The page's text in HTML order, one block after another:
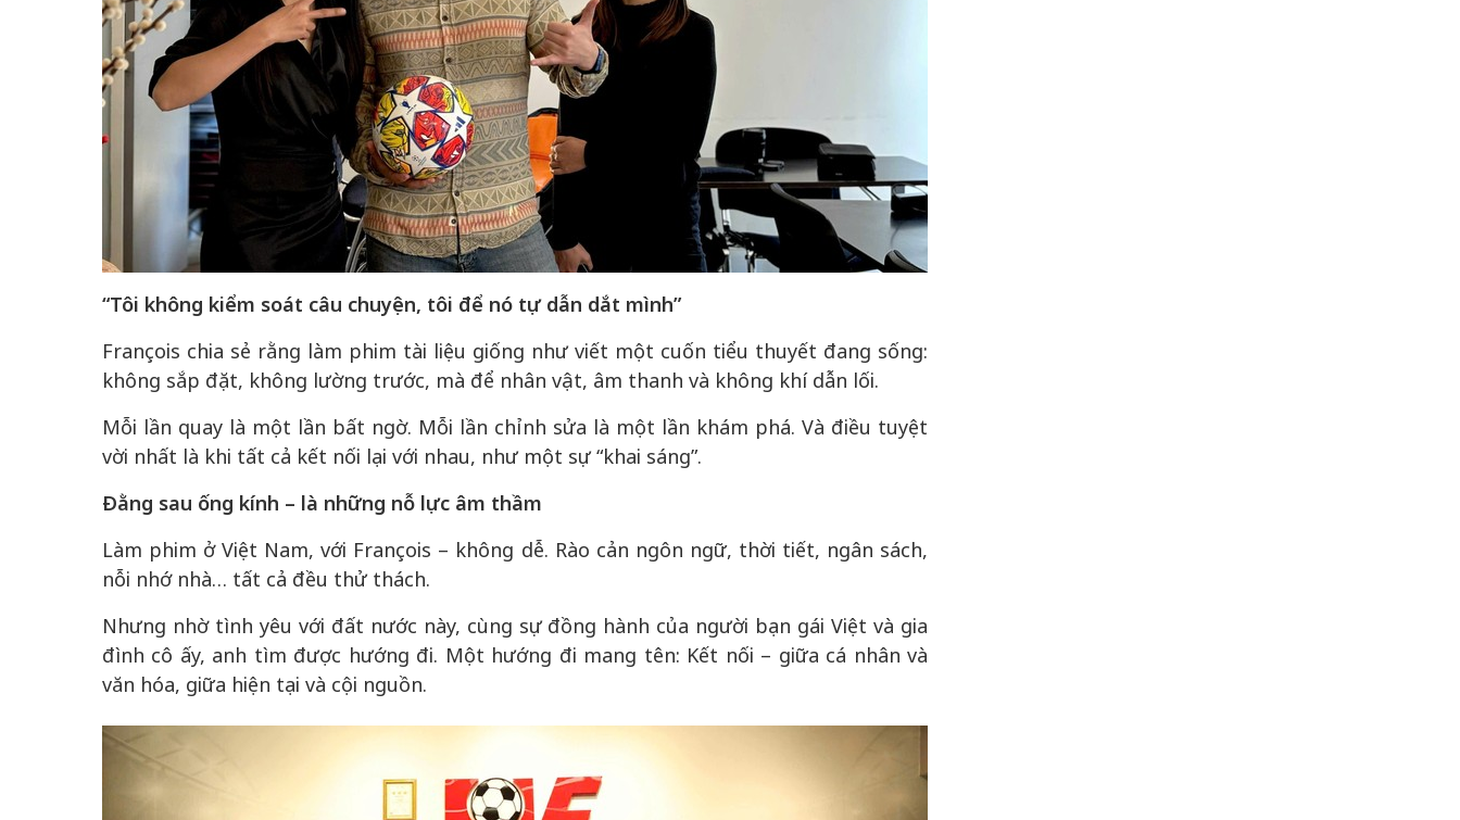
“Tôi không kiểm soát câu chuyện, tôi để nó tự dẫn dắt mình”
François chia sẻ rằng làm phim tài liệu giống như viết một cuốn tiểu thuyết đang sống:
không sắp đặt, không lường trước, mà để nhân vật, âm thanh và không khí dẫn lối.
Mỗi lần quay là một lần bất ngờ. Mỗi lần chỉnh sửa là một lần khám phá. Và điều tuyệt
vời nhất là khi tất cả kết nối lại với nhau, như một sự “khai sáng”.
Đằng sau ống kính – là những nỗ lực âm thầm
Làm phim ở Việt Nam, với François – không dễ. Rào cản ngôn ngữ, thời tiết, ngân sách,
nỗi nhớ nhà… tất cả đều thử thách.
Nhưng nhờ tình yêu với đất nước này, cùng sự đồng hành của người bạn gái Việt và gia
đình cô ấy, anh tìm được hướng đi. Một hướng đi mang tên: Kết nối – giữa cá nhân và
văn hóa, giữa hiện tại và cội nguồn.